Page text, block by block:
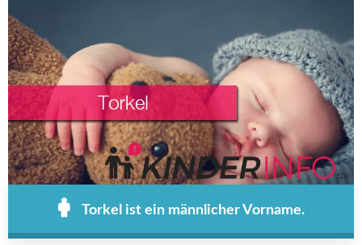
Torkel ist ein männlicher Vorname.